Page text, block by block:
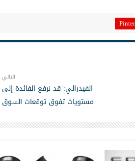
التالي
الفيدرالي: قد نرفع الفائدة إلى
مستويات تفوق توقعات السوق